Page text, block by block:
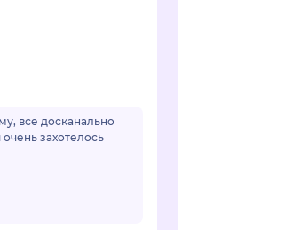
все досканально
захотелось